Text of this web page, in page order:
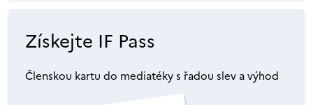
Získejte IF Pass
Členskou kartu do mediatéky s řadou slev a výhod